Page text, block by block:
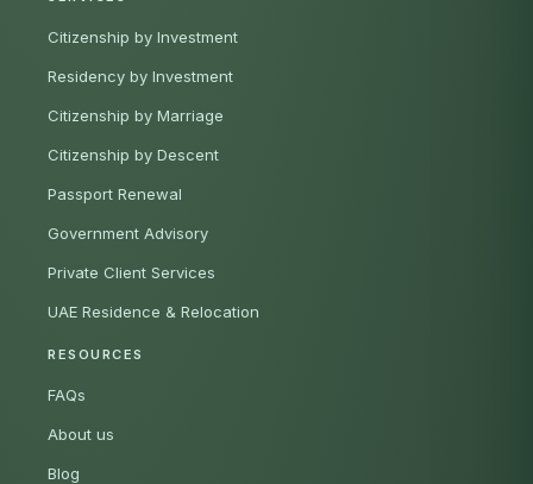
Citizenship by Investment
Residency by Investment
Citizenship by Marriage
Citizenship by Descent
Passport Renewal
Government Advisory
Private Client Services
UAE Residence & Relocation
RESOURCES
FAQs
About us
Blog